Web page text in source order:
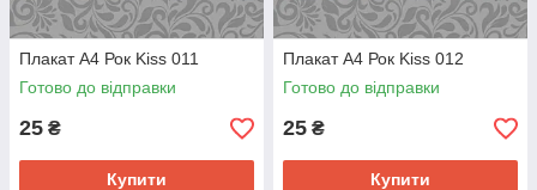
Плакат А4 Рок Kiss 011
Готово до відправки
25 ₴
Купити
Плакат А4 Рок Kiss 012
Готово до відправки
25 ₴
Купити